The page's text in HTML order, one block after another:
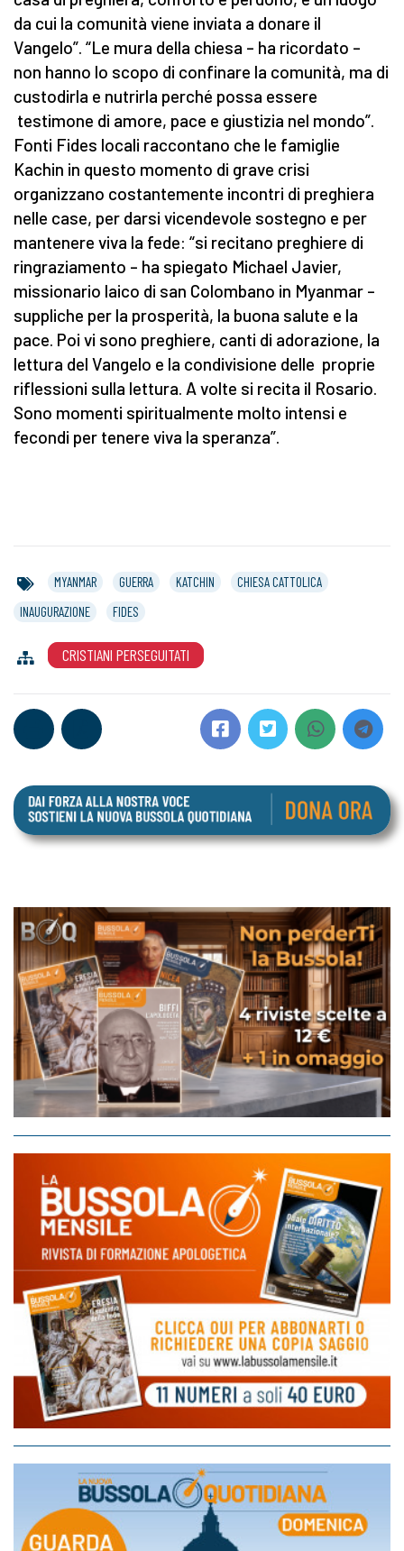
da cui la comunità viene inviata a donare il
Vangelo”. “Le mura della chiesa – ha ricordato –
non hanno lo scopo di confinare la comunità, ma di
custodirla e nutrirla perché possa essere
testimone di amore, pace e giustizia nel mondo”.
Fonti Fides locali raccontano che le famiglie
Kachin in questo momento di grave crisi
organizzano costantemente incontri di preghiera
nelle case, per darsi vicendevole sostegno e per
mantenere viva la fede: “si recitano preghiere di
ringraziamento – ha spiegato Michael Javier,
missionario laico di san Colombano in Myanmar –
suppliche per la prosperità, la buona salute e la
pace. Poi vi sono preghiere, canti di adorazione, la
lettura del Vangelo e la condivisione delle proprie
riflessioni sulla lettura. A volte si recita il Rosario.
Sono momenti spiritualmente molto intensi e
fecondi per tenere viva la speranza”.
MYANMAR GUERRA KATCHIN
CHIESA CATTOLICA
INAUGURAZIONE
FIDES
CRISTIANI PERSEGUITATI